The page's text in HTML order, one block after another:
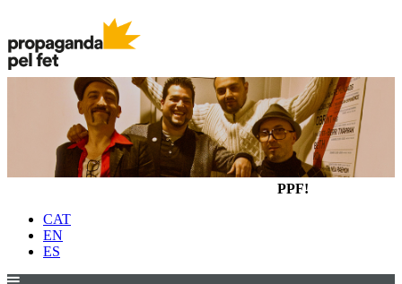
PPF!
CAT
EN
ES